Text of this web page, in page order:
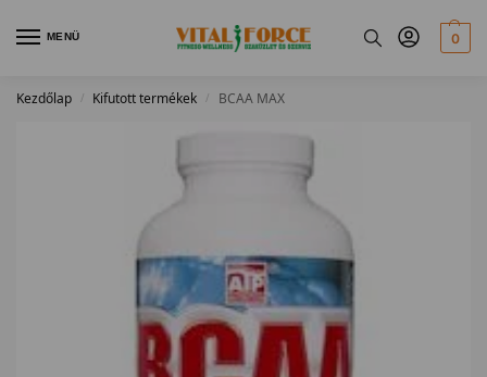
MENÜ 0
Kezdőlap / Kifutott termékek / BCAA MAX